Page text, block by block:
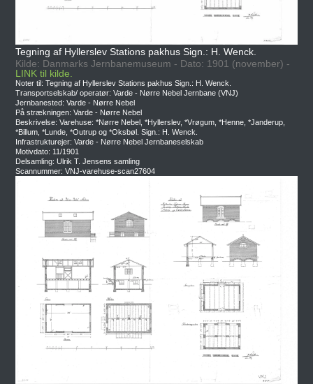
Tegning af Hyllerslev Stations pakhus Sign.: H. Wenck.
Kilde: Danmarks Jernbanemuseum - Dato: 1901 (november) -
LINK til kilde.
Noter til: Tegning af Hyllerslev Stations pakhus Sign.: H. Wenck.
Transportselskab/ operatør: Varde - Nørre Nebel Jernbane (VNJ)
Jernbanested: Varde - Nørre Nebel
På strækningen: Varde - Nørre Nebel
Beskrivelse: Varehuse: *Nørre Nebel, *Hyllerslev, *Vrøgum, *Henne, *Janderup,
*Billum, *Lunde, *Outrup og *Oksbøl. Sign.: H. Wenck.
Infrastrukturejer: Varde - Nørre Nebel Jernbaneselskab
Motivdato: 11/1901
Delsamling: Ulrik T. Jensens samling
Scannummer: VNJ-varehuse-scan27604